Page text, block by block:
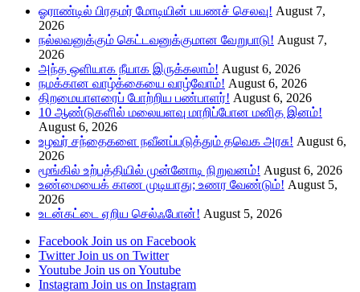
ஓராண்டில் பிரதமர் மோடியின் பயணச் செலவு! August 7,
2026
நல்லவனுக்கும் கெட்டவனுக்குமான வேறுபாடு! August 7,
2026
அந்த ஒளியாக நீயாக இருக்கலாம்! August 6, 2026
நமக்கான வாழ்க்கையை வாழ்வோம்! August 6, 2026
திறமையாளரைப் போற்றிய பண்பாளர்! August 6, 2026
10 ஆண்டுகளில் மலையளவு மாறிப்போன மனித இனம்!
August 6, 2026
உழவர் சந்தைகளை நவீனப்படுத்தும் தவெக அரசு! August 6,
2026
மூங்கில் உற்பத்தியில் முன்னோடி நிறுவனம்! August 6, 2026
உண்மையைக் காண முடியாது; உணர வேண்டும்! August 5,
2026
உடன்கட்டை ஏறிய செல்ஃபோன்! August 5, 2026
Facebook Join us on Facebook
Twitter Join us on Twitter
Youtube Join us on Youtube
Instagram Join us on Instagram